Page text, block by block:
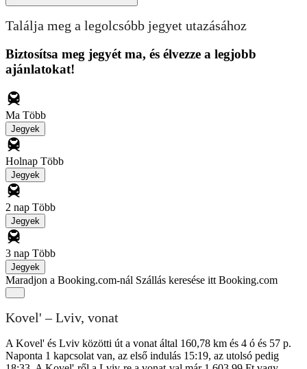
Találja meg a legolcsóbb jegyet utazásához
Biztosítsa meg jegyét ma, és élvezze a legjobb
ajánlatokat!
Ma Több
Jegyek
Holnap Több
Jegyek
2 nap Több
Jegyek
3 nap Több
Jegyek
Maradjon a Booking.com-nál Szállás keresése itt Booking.com
Kovel' – Lviv, vonat
A Kovel' és Lviv közötti út a vonat által 160,78 km és 4 ó és 57 p.
Naponta 1 kapcsolat van, az első indulás 15:19, az utolsó pedig